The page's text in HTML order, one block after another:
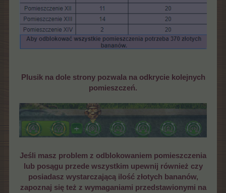
Plusik na dole strony pozwala na odkrycie kolejnych
pomieszczeń.
Jeśli masz problem z odblokowaniem pomieszczenia
lub posągu przede wszystkim upewnij również czy
posiadasz wystarczającą ilość złotych bananów,
zapoznaj się też z wymaganiami przedstawionymi na